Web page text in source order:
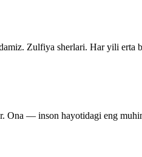
Zulfiya sherlari. Har yili erta
Ona — inson hayotidagi eng